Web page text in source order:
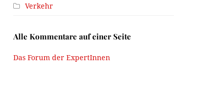
Verkehr
Alle Kommentare auf einer Seite
Das Forum der ExpertInnen